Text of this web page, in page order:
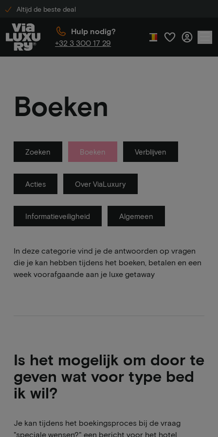
Altijd de beste deal
Hulp nodig?
+32 3 300 17 29
Boeken
Zoeken Boeken Verblijven
Acties Over ViaLuxury
Informatieveiligheid Algemeen
In deze categorie vind je de antwoorden op vragen
die je kan hebben tijdens het boeken, betalen en een
week voorafgaande aan je luxe getaway
Is het mogelijk om door te
geven wat voor type bed
ik wil?
Je kan tijdens het boekingsproces bij de vraag
"speciale wensen?" een bericht voor het hotel